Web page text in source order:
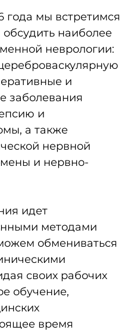
года мы встретимся
наиболее
неврологии:
и
заболевания
и
а также
нервной
и нервно-
идет
методами
обмениваться
своих рабочих
обучение,
время